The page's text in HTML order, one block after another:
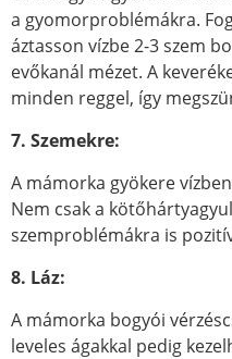
a gyomorproblémákra.
áztasson vízbe 2-3 szem
evőkanál mézet. A
minden reggel, így
7. Szemekre:
A mámorka gyökere
Nem csak a
szemproblémákra is
8. Láz:
A mámorka bogyói
leveles ágakkal pedig